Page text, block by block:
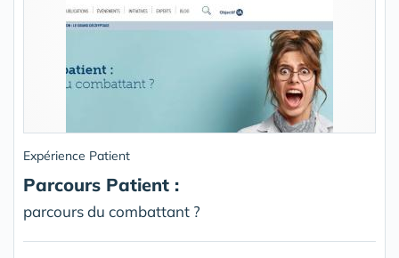
Expérience Patient
Parcours Patient :
parcours du combattant ?